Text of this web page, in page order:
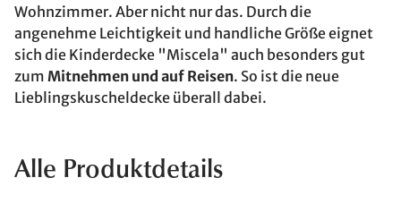
Wohnzimmer. Aber nicht nur das. Durch die
angenehme Leichtigkeit und handliche Größe eignet
sich die Kinderdecke "Miscela" auch besonders gut
zum Mitnehmen und auf Reisen. So ist die neue
Lieblingskuscheldecke überall dabei.
Alle Produktdetails